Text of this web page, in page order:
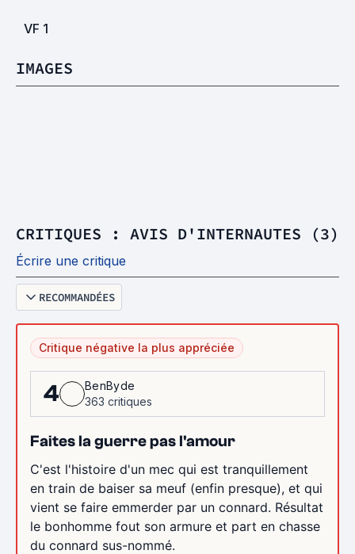
VF 1
IMAGES
CRITIQUES : AVIS D'INTERNAUTES (3)
Écrire une critique
RECOMMANDÉES
Critique négative la plus appréciée
4
BenByde
363 critiques
Faites la guerre pas l'amour
C'est l'histoire d'un mec qui est tranquillement
en train de baiser sa meuf (enfin presque), et qui
vient se faire emmerder par un connard. Résultat
le bonhomme fout son armure et part en chasse
du connard sus-nommé.